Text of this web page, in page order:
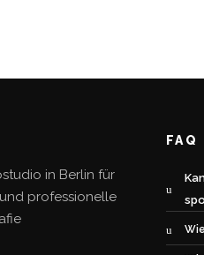
in Berlin für
professionelle
FAQ